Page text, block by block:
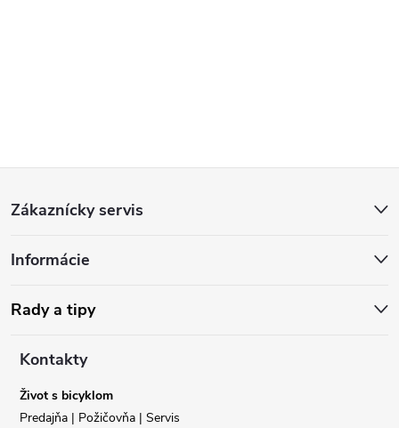
p
ä
Zákaznícky servis
Informácie
Rady a tipy
Kontakty
Život s bicyklom
Predajňa | Požičovňa | Servis